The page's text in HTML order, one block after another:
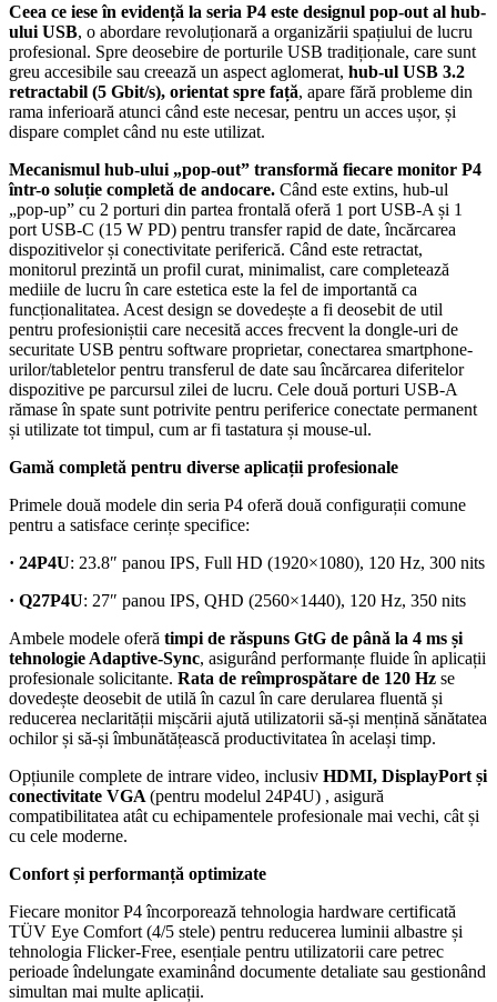
Ceea ce iese în evidență la seria P4 este designul pop-out al hub-
ului USB, o abordare revoluționară a organizării spațiului de lucru
profesional. Spre deosebire de porturile USB tradiționale, care sunt
greu accesibile sau creează un aspect aglomerat, hub-ul USB 3.2
retractabil (5 Gbit/s), orientat spre față, apare fără probleme din
rama inferioară atunci când este necesar, pentru un acces ușor, și
dispare complet când nu este utilizat.
Mecanismul hub-ului „pop-out” transformă fiecare monitor P4
într-o soluție completă de andocare. Când este extins, hub-ul
„pop-up” cu 2 porturi din partea frontală oferă 1 port USB-A și 1
port USB-C (15 W PD) pentru transfer rapid de date, încărcarea
dispozitivelor și conectivitate periferică. Când este retractat,
monitorul prezintă un profil curat, minimalist, care completează
mediile de lucru în care estetica este la fel de importantă ca
funcționalitatea. Acest design se dovedește a fi deosebit de util
pentru profesioniștii care necesită acces frecvent la dongle-uri de
securitate USB pentru software proprietar, conectarea smartphone-
urilor/tabletelor pentru transferul de date sau încărcarea diferitelor
dispozitive pe parcursul zilei de lucru. Cele două porturi USB-A
rămase în spate sunt potrivite pentru periferice conectate permanent
și utilizate tot timpul, cum ar fi tastatura și mouse-ul.
Gamă completă pentru diverse aplicații profesionale
Primele două modele din seria P4 oferă două configurații comune
pentru a satisface cerințe specifice:
· 24P4U: 23.8″ panou IPS, Full HD (1920×1080), 120 Hz, 300 nits
· Q27P4U: 27″ panou IPS, QHD (2560×1440), 120 Hz, 350 nits
Ambele modele oferă timpi de răspuns GtG de până la 4 ms și
tehnologie Adaptive-Sync, asigurând performanțe fluide în aplicații
profesionale solicitante. Rata de reîmprospătare de 120 Hz se
dovedește deosebit de utilă în cazul în care derularea fluentă și
reducerea neclarității mișcării ajută utilizatorii să-și mențină sănătatea
ochilor și să-și îmbunătățească productivitatea în același timp.
Opțiunile complete de intrare video, inclusiv HDMI, DisplayPort și
conectivitate VGA (pentru modelul 24P4U) , asigură
compatibilitatea atât cu echipamentele profesionale mai vechi, cât și
cu cele moderne.
Confort și performanță optimizate
Fiecare monitor P4 încorporează tehnologia hardware certificată
TÜV Eye Comfort (4/5 stele) pentru reducerea luminii albastre și
tehnologia Flicker-Free, esențiale pentru utilizatorii care petrec
perioade îndelungate examinând documente detaliate sau gestionând
simultan mai multe aplicații.